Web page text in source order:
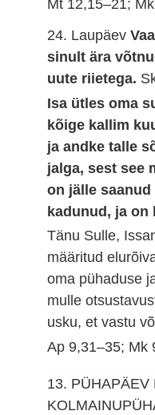
Mt 12,15–21;
24. Laupäev
sinult ära
uute riietega.
Isa ütles oma
kõige kallim
ja andke talle
jalga, sest see
on jälle
kadunud, ja on
Tänu Sulle,
määritud
oma pühaduse
mulle
usku, et vastu
Ap 9,31–35; Mk
13. PÜHAPÄEV